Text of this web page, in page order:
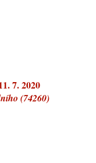
7. 2020
(74260)